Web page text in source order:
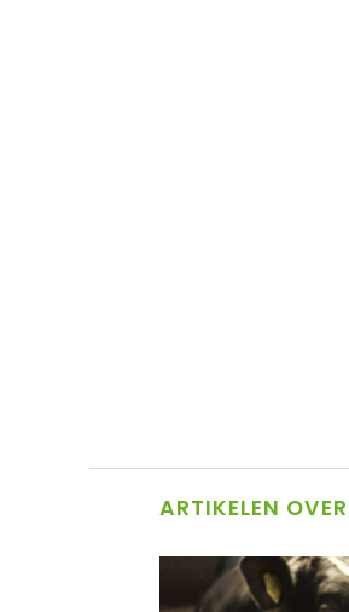
ARTIKELEN